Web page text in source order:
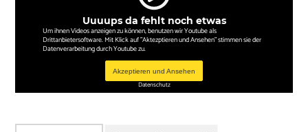
Uuuups da fehlt noch etwas
Um ihnen Videos anzeigen zu können, benutzen wir Youtube als
Drittanbietersoftware. Mit Klick auf "Aktezptieren und Ansehen" stimmen sie der
Datenverarbeitung durch Youtube zu.
Akzeptieren und Ansehen
Datenschutz